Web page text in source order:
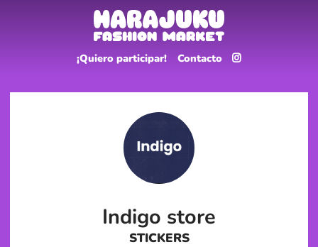
¡Quiero participar! Contacto
Indigo store
STICKERS